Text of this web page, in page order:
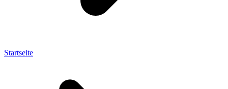
Startseite